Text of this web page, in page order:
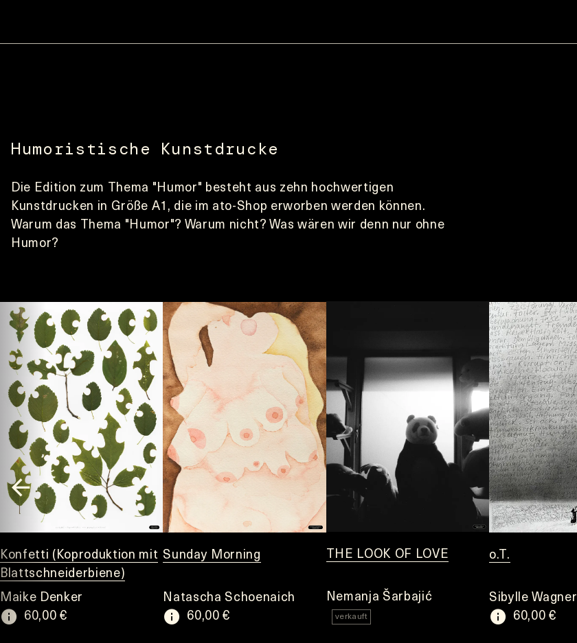
Humoristische Kunstdrucke
Die Edition zum Thema "Humor" besteht aus zehn hochwertigen
Kunstdrucken in Größe A1, die im ato-Shop erworben werden können.
Warum das Thema "Humor"? Warum nicht? Was wären wir denn nur ohne
Humor?
Konfetti (Koproduktion mit
Blattschneiderbiene)
Maike Denker
60,00 €
Sunday Morning
Natascha Schoenaich
60,00 €
THE LOOK OF LOVE
Nemanja Šarbajić
verkauft
o.T.
Sibylle Wagner
60,00 €